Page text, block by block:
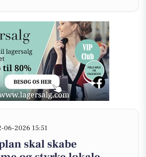
06-2026 15:51
skal skabe